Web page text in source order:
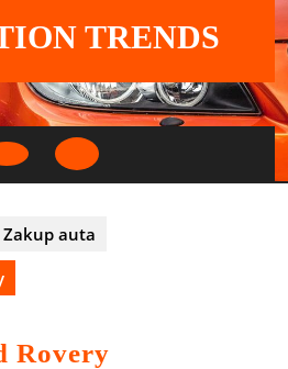
TRENDS
Open
Zakup auta
Rovery